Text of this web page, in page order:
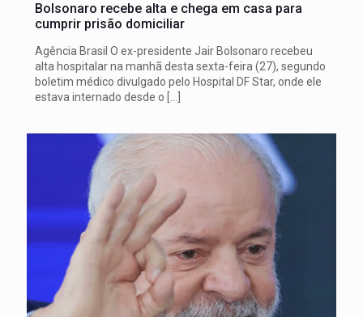
Bolsonaro recebe alta e chega em casa para
cumprir prisão domiciliar
Agência Brasil O ex-presidente Jair Bolsonaro recebeu
alta hospitalar na manhã desta sexta-feira (27), segundo
boletim médico divulgado pelo Hospital DF Star, onde ele
estava internado desde o